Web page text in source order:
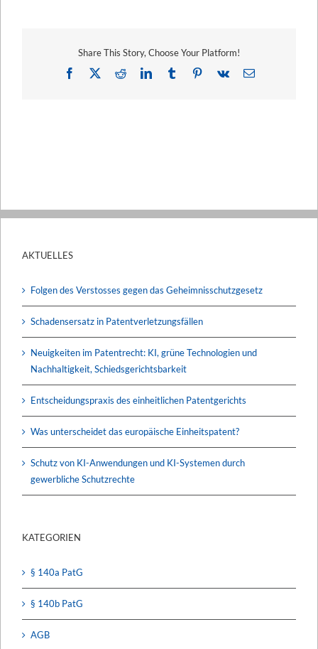
Share This Story, Choose Your Platform!
Facebook
X RedditLinkedInTumblrPinterest
Vk
E-
AKTUELLES
Folgen des Verstosses gegen das Geheimnisschutzgesetz
Schadensersatz in Patentverletzungsfällen
Neuigkeiten im Patentrecht: KI, grüne Technologien und
Nachhaltigkeit, Schiedsgerichtsbarkeit
Entscheidungspraxis des einheitlichen Patentgerichts
Was unterscheidet das europäische Einheitspatent?
Schutz von KI-Anwendungen und KI-Systemen durch
gewerbliche Schutzrechte
KATEGORIEN
§ 140a PatG
§ 140b PatG
AGB